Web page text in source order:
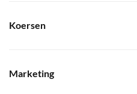
Koersen
Marketing